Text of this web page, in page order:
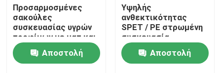
Σακουλάκια με επίπεδη βάση
Τσάντα στην υγρή συσκευασία κιβωτίων
Προσαρμοσμένες
σακούλες
συσκευασίας υγρών
τροφίμων με ματ και
φύλλο
Αποστολή
Υψηλής
ανθεκτικότητας
SPET / PE στρωμένη
συσκευασία
τροφίμων με φραγμό
Αποστολή